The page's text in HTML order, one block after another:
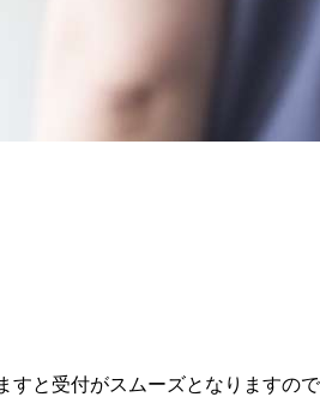
と受付がスムーズとなりますので